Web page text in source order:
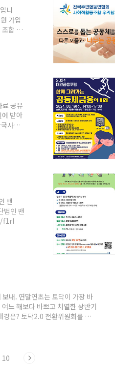
니
가입
합 정
*
공유
받아
사회가
금
밴
법인 밴
f1rI
내. 연말연초는 토닥이 가장 바
느 해보다 바쁘고 치열한 상반기
은? 토닥2.0 전환위원회를 이끄
대의원 모집에 관심가져 보자.
10